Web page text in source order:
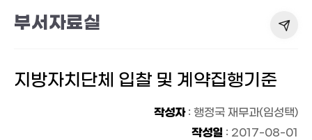
부서자료실
지방자치단체 입찰 및 계약집행기준
작성자: 행정국 재무과(임성택)
작성일 : 2017-08-01